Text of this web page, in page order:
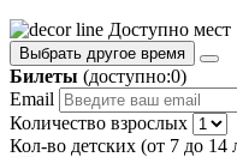
Доступно мест
Выбрать другое время
Билеты (доступно:0)
Email
Количество взрослых
Кол-во детских (от 7 до 14